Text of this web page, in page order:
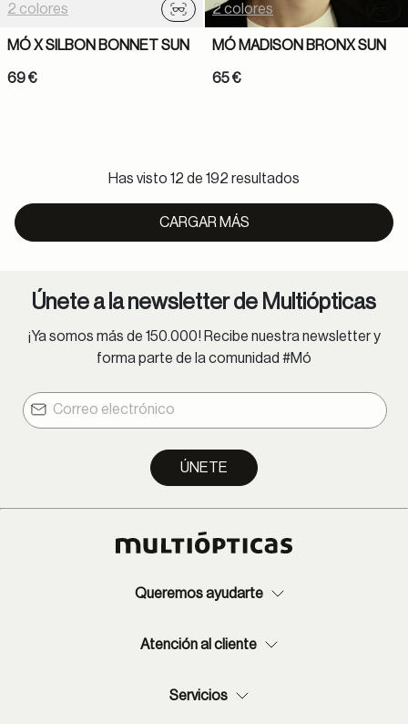
2 colores
Probador virtual
MÓ X SILBON BONNET SUN
69 €
2 colores
MÓ MADISON BRONX SUN
65 €
Has visto 12 de 192 resultados
CARGAR MÁS
Únete a la newsletter de Multiópticas
¡Ya somos más de 150.000! Recibe nuestra newsletter y
forma parte de la comunidad #Mó
ÚNETE
Queremos ayudarte
Atención al cliente
Servicios